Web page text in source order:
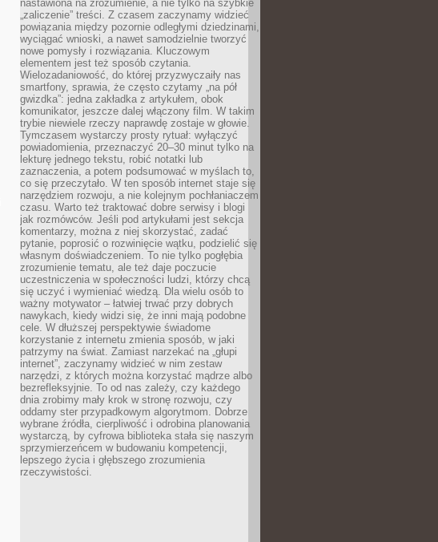
nastawiona na zrozumienie, a nie tylko na szybkie
„zaliczenie” treści. Z czasem zaczynamy widzieć
powiązania między pozornie odległymi dziedzinami,
wyciągać wnioski, a nawet samodzielnie tworzyć
nowe pomysły i rozwiązania. Kluczowym
elementem jest też sposób czytania.
Wielozadaniowość, do której przyzwyczaiły nas
smartfony, sprawia, że często czytamy „na pół
gwizdka”: jedna zakładka z artykułem, obok
komunikator, jeszcze dalej włączony film. W takim
trybie niewiele rzeczy naprawdę zostaje w głowie.
Tymczasem wystarczy prosty rytuał: wyłączyć
powiadomienia, przeznaczyć 20–30 minut tylko na
lekturę jednego tekstu, robić notatki lub
zaznaczenia, a potem podsumować w myślach to,
co się przeczytało. W ten sposób internet staje się
narzędziem rozwoju, a nie kolejnym pochłaniaczem
czasu. Warto też traktować dobre serwisy i blogi
jak rozmówców. Jeśli pod artykułami jest sekcja
komentarzy, można z niej skorzystać, zadać
pytanie, poprosić o rozwinięcie wątku, podzielić się
własnym doświadczeniem. To nie tylko pogłębia
zrozumienie tematu, ale też daje poczucie
uczestniczenia w społeczności ludzi, którzy chcą
się uczyć i wymieniać wiedzą. Dla wielu osób to
ważny motywator – łatwiej trwać przy dobrych
nawykach, kiedy widzi się, że inni mają podobne
cele. W dłuższej perspektywie świadome
korzystanie z internetu zmienia sposób, w jaki
patrzymy na świat. Zamiast narzekać na „głupi
internet”, zaczynamy widzieć w nim zestaw
narzędzi, z których można korzystać mądrze albo
bezrefleksyjnie. To od nas zależy, czy każdego
dnia zrobimy mały krok w stronę rozwoju, czy
oddamy ster przypadkowym algorytmom. Dobrze
wybrane źródła, cierpliwość i odrobina planowania
wystarczą, by cyfrowa biblioteka stała się naszym
sprzymierzeńcem w budowaniu kompetencji,
lepszego życia i głębszego zrozumienia
rzeczywistości.